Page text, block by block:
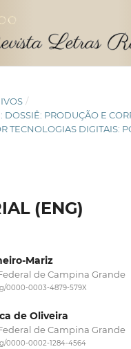
/
DOSSIÊ: PRODUÇÃO E
TECNOLOGIAS DIGITAIS:
(ENG)
Mariz
de Campina Grande
0000-0003-4879-579X
de Oliveira
de Campina Grande
0000-0002-1284-4564